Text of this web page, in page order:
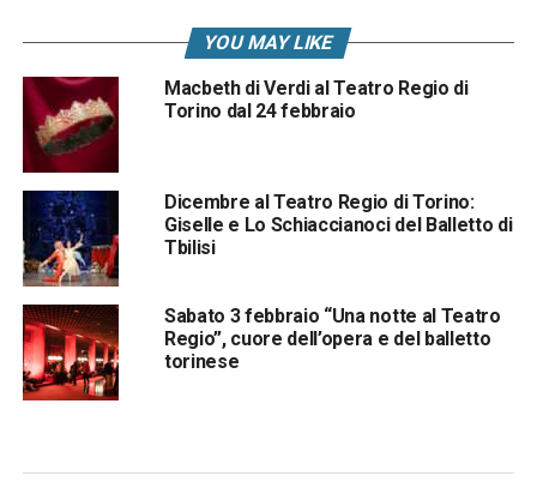
YOU MAY LIKE
Macbeth di Verdi al Teatro Regio di
Torino dal 24 febbraio
Dicembre al Teatro Regio di Torino:
Giselle e Lo Schiaccianoci del Balletto di
Tbilisi
Sabato 3 febbraio “Una notte al Teatro
Regio”, cuore dell’opera e del balletto
torinese